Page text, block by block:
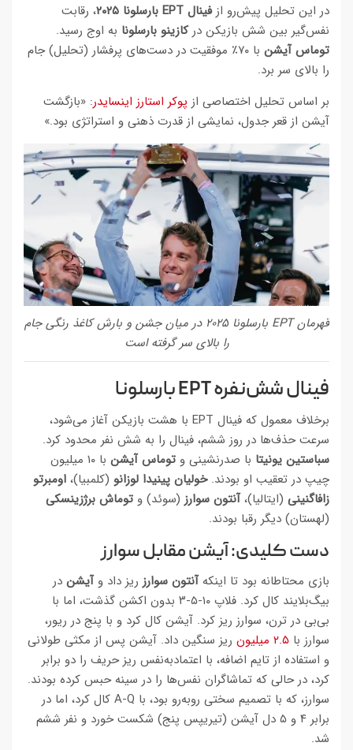
در این تحلیل پیش‌رو ازفینال EPT بارسلونا ۲۰۲۵
، رقابت
نفس‌گیر بین شش بازیکن درکازینو بارسلونا به اوج رسید.
توماس آیشن
با ۷۰٪ موفقیت در دست‌های پرفشار (تحلیل) جام
را بالای سر برد.
بر اساس تحلیل اختصاصی از پوکر استارز اینسایدر: «بازگشت
آیشن از قعر جدول، نمایشی از قدرت ذهنی و استراتژی بود.»
قهرمان EPT بارسلونا ۲۰۲۵ در میان جشن و بارش کاغذ رنگی جام
را بالای سر گرفته است
فینال شش‌نفره EPT بارسلونا
برخلاف معمول که فینال EPT با هشت بازیکن آغاز می‌شود،
سرعت حذف‌ها در روز ششم، فینال را به شش نفر محدود کرد.
سباستین یونیتا با صدرنشینی و توماس آیشن
با ۱۰ میلیون
چیپ در تعقیب او بودند.خولیان پینیدا لوزانو (کلمبیا)، اومبرتو
زافاگنینی (ایتالیا)،آنتون سوارز(سوئد) و توماش برژزینسکی
(لهستان) دیگر رقبا بودند.
دست کلیدی: آیشن مقابل سوارز
بازی محتاطانه بود تا اینکهآنتون سوارزریز داد وآیشن در
بیگ‌بلایند کال کرد. فلاپ ۱۰-۵-۳ بدون اکشن گذشت، اما با
بی‌بی در ترن، سوارز ریز کرد. آیشن کال کرد و با پنج در ریور،
سوارز با ۲.۵ میلیون
ریز سنگین داد. آیشن پس از مکثی طولانی
و استفاده از تایم اضافه، با اعتمادبه‌نفس ریز حریف را دو برابر
کرد، در حالی که تماشاگران نفس‌ها را در سینه حبس کرده بودند.
سوارز، که با تصمیم سختی روبه‌رو بود، با A-Q کال کرد، اما در
برابر ۴ و ۵ دل آیشن (تیریپس پنج) شکست خورد و نفر ششم
شد.